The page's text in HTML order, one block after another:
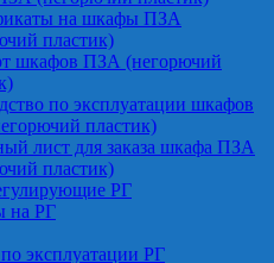
на шкафы ПЗА
пластик)
шкафов ПЗА (негорючий
по эксплуатации шкафов
пластик)
лист для заказа шкафа ПЗА
пластик)
РГ
на РГ
эксплуатации РГ